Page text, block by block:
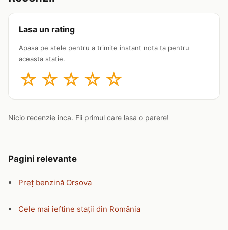
Lasa un rating
Apasa pe stele pentru a trimite instant nota ta pentru
aceasta statie.
☆ ☆ ☆ ☆ ☆
Nicio recenzie inca. Fii primul care lasa o parere!
Pagini relevante
Preț benzină Orsova
Cele mai ieftine stații din România